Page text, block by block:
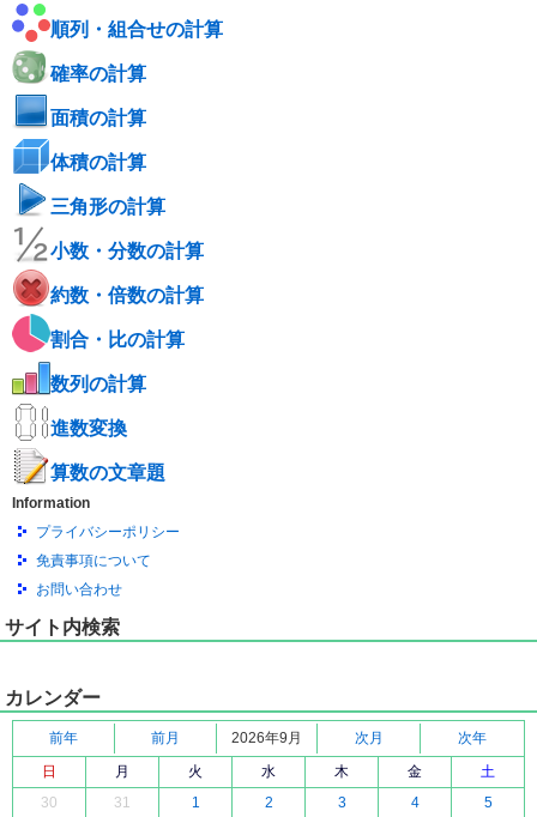
順列・組合せの計算
確率の計算
面積の計算
体積の計算
三角形の計算
小数・分数の計算
約数・倍数の計算
割合・比の計算
数列の計算
進数変換
算数の文章題
Information
プライバシーポリシー
免責事項について
お問い合わせ
サイト内検索
カレンダー
前年 前月 2026年9月 次月
次年
日
月 火 水 木 金
土
30
31 1 2 3 4 5